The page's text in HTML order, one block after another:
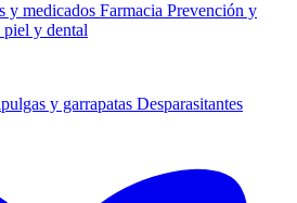
y medicados Farmacia Prevención y
piel y dental
y garrapatas Desparasitantes